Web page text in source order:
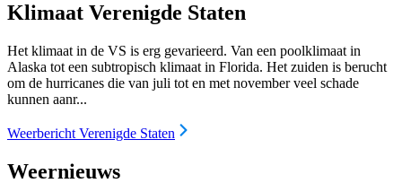
Klimaat Verenigde Staten
Het klimaat in de VS is erg gevarieerd. Van een poolklimaat in
Alaska tot een subtropisch klimaat in Florida. Het zuiden is berucht
om de hurricanes die van juli tot en met november veel schade
kunnen aanr...
Weerbericht Verenigde Staten
Weernieuws